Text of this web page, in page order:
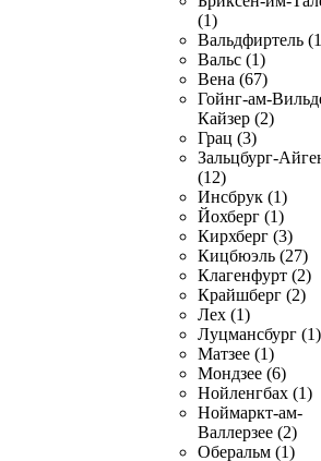
(1)
Вальдфиртель
Вальс (1)
Вена (67)
Гойнг-ам-
Кайзер (2)
Грац (3)
Зальцбург-
(12)
Инсбрук (1)
Йохберг (1)
Кирхберг (3)
Кицбюэль (27)
Клагенфурт (2)
Крайшберг (2)
Лех (1)
Луцмансбург (1)
Матзее (1)
Мондзее (6)
Нойленгбах (1)
Ноймаркт-ам-
Валлерзее (2)
Оберальм (1)